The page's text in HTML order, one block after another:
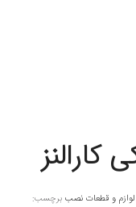
لوازم و قطعات نصب برچسب: